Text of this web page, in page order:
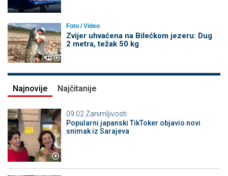
Foto / Video
Zvijer uhvaćena na Bilećkom jezeru: Dug
2 metra, težak 50 kg
Najnovije Najčitanije
09:02 Zanimljivosti
Popularni japanski TikToker objavio novi
snimak iz Sarajeva